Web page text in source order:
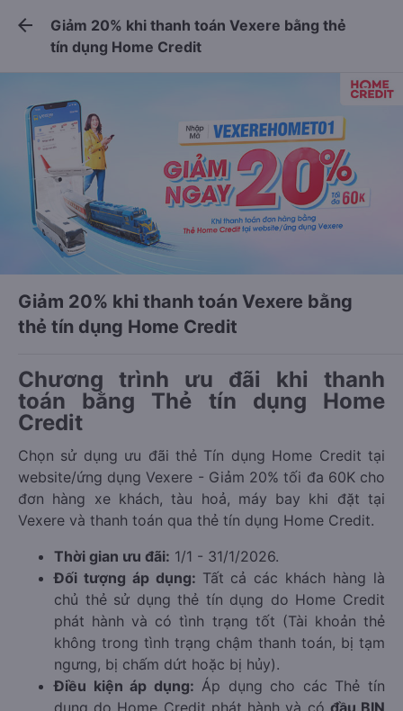
Tải app Vexere ngay!
quyền
Mở app
Tải app Vexere
app
Mở app
arrow_back
Giảm 20% khi thanh toán Vexere bằng thẻ
tín dụng Home Credit
Giảm 20% khi thanh toán Vexere bằng
thẻ tín dụng Home Credit
Chương trình ưu đãi khi thanh
toán bằng Thẻ tín dụng Home
Credit
Chọn sử dụng ưu đãi thẻ Tín dụng Home Credit tại
website/ứng dụng Vexere - Giảm 20% tối đa 60K cho
đơn hàng xe khách, tàu hoả, máy bay khi đặt tại
Vexere và thanh toán qua thẻ tín dụng Home Credit.
Thời gian ưu đãi: 1/1 - 31/1/2026.
Đối tượng áp dụng: Tất cả các khách hàng là
chủ thẻ sử dụng thẻ tín dụng do Home Credit
phát hành và có tình trạng tốt (Tài khoản thẻ
không trong tình trạng chậm thanh toán, bị tạm
ngưng, bị chấm dứt hoặc bị hủy).
Điều kiện áp dụng: Áp dụng cho các Thẻ tín
dụng do Home Credit phát hành và có đầu BIN